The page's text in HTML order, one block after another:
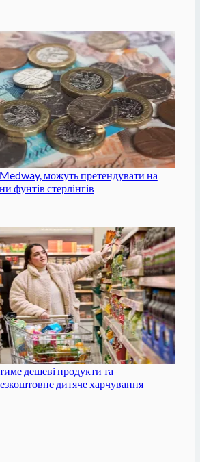
Medway, можуть претендувати на
фунтів стерлінгів
дешеві продукти та
дитяче харчування